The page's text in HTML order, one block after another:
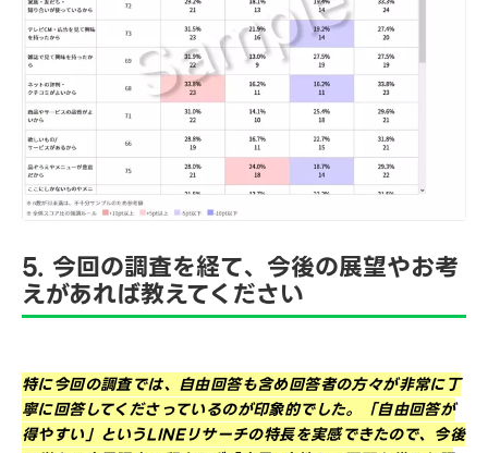
5. 今回の調査を経て、今後の展望やお考
えがあれば教えてください
特に今回の調査では、自由回答も含め回答者の方々が非常に丁
寧に回答してくださっているのが印象的でした。「自由回答が
得やすい」というLINEリサーチの特長を実感できたので、今後